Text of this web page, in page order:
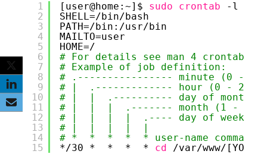
1
2
3
4
5
6
7
8
9
10
11
12
13
14
15
[user@home:~]$ sudo crontab
-l -u
SHELL=/bin/bash
PATH=/bin : /usr/bin
MAILTO=user
HOME=/
# For details see man 4 crontabs
# Example of job definition:
# .---------------- minute (0 -
# |  .------------- hour (0 - 23)
# |  |  .---------- day of month
# |  |  |  .------- month (1 - 12)
# |  |  |  |  .---- day of week (0 -
# |  |  |  |  |
# *  *  *  *  * user-name command
*/30 *  *  *  * cd /var/www/